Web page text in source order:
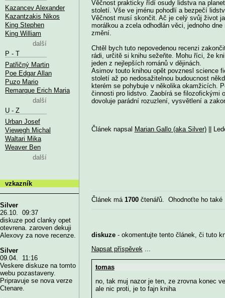
Věčnost prakticky řídí osudy lidstva na
století. Vše ve jménu pohodlí a bezpečí
Věčnost musí skončit. Ač je celý svůj život
morálkou a zcela odhodlán věci, jednoho
změní.
Chtěl bych tuto nepovedenou recenzi
rádi, určitě si knihu sežeňte. Mohu říci, že
jeden z nejlepších románů v dějinách.
Asimov touto knihou opět povznesl science
století až po nedosažitelnou budoucnost
kterém se pohybuje v několika okamžicích.
činnosti pro lidstvo. Zaobírá se filozofickými
dovoluje parádní rozuzlení, vysvětlení a
Článek napsal Marian Gallo (aka Silver)||
Článek má 1700čtenářů. Ohodnoťte ho
diskuze- okomentujte tento článek, či tuto
Napsat příspěvek...
tomas
no, tak muj nazor je ten, ze zrovna konec
ale nic proti, je to fajn kniha
Kazancev Alexander
Kazantzakis Nikos
King Stephen
King William
další
P - T
Patřičný Martin
Poe Edgar Allan
Puzo Mario
Remarque Erich Maria
další
U - Z
Urban Josef
Viewegh Michal
Waltari Mika
Weaver Ben
další
vzkazník
Silver
26.10. 09:37
diskuze pod clanky opet
otevrena. zaroven dekuji
Alexovy za nove recenze.
Silver
09.04. 11:16
Veskere diskuze na tomto
webu pozastaveny.
Pripravuje se nova verze
Ctenare.